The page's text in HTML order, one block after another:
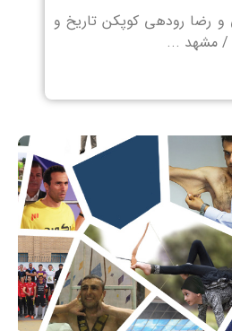
و رضا رودهی کوپکن تاریخ و